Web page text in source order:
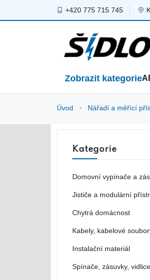
+420 775 715 745
Zobrazit kategorie
Úvod Nářadí a měřící
Kategorie
Domovní vypínače a
Jističe a modulární
Chytrá domácnost
Kabely, kabelové
Instalační materiál
Spínače, zásuvky, vidlice